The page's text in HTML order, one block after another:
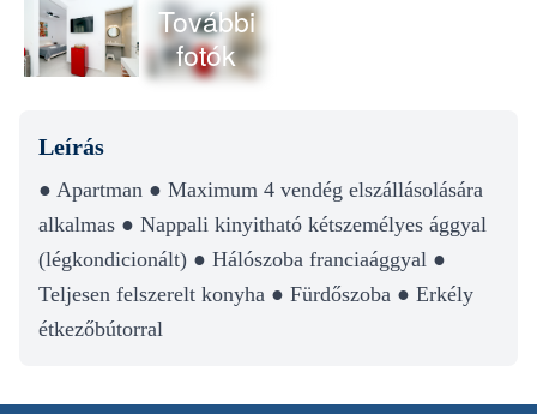
További
fotók
Leírás
● Apartman ● Maximum 4 vendég elszállásolására
alkalmas ● Nappali kinyitható kétszemélyes ággyal
(légkondicionált) ● Hálószoba franciaággyal ●
Teljesen felszerelt konyha ● Fürdőszoba ● Erkély
étkezőbútorral